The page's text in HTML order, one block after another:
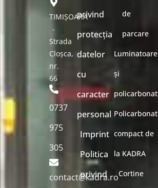
TIMIȘOARA
-
Strada
Cloșca,
nr.
66
0737
975
305
contact@kadra.ro
privind
protecția
datelor
cu
caracter
personal
Imprint
Politica
privind
de
parcare
Luminatoare
și
policarbonat
Policarbonat
compact de
la KADRA
Cortine